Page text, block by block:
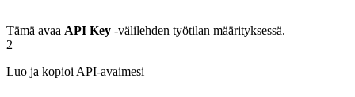
Tämä avaa API Key -välilehden työtilan määrityksessä.
2
Luo ja kopioi API-avaimesi